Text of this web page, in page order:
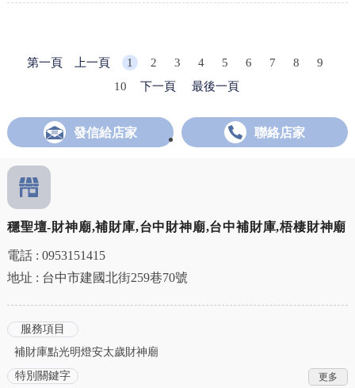
第一頁 上一頁 1 2 3 4 5 6 7 8
9
10
下一頁 最後一頁
發信給店家 聯絡店家
穩聖壇-財神廟,補財庫,台中財神廟,台中補財庫,梧棲財神廟
電話 : 0953151415
地址 : 台中市建國北街259巷70號
服務項目
補財庫點光明燈安太歲財神廟
特別關鍵字